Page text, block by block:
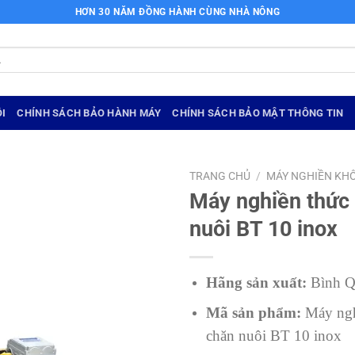
HƠN 30 NĂM ĐỒNG HÀNH CÙNG NHÀ NÔNG
CHÍNH SÁCH BẢO HÀNH MÁY CHÍNH SÁCH BẢO MẬT THÔNG TIN
TRANG CHỦ / MÁY NGHIỀN
Máy nghiền thức
nuôi BT 10 inox
Hãng sản xuất: Bình
Mã sản phẩm: Máy
chăn nuôi BT 10 inox